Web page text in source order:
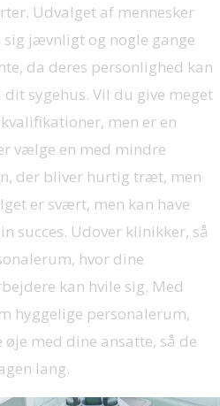
Udvalget af mennesker
jævnligt og nogle gange
da deres personlighed kan
sygehus. Vil du give meget
men er en
vælge en med mindre
der bliver hurtig træt, men
er svært, men kan have
succes. Udover klinikker, så
hvor dine
kan hvile sig. Med
hyggelige personalerum,
med dine ansatte, så de
lang.